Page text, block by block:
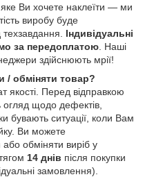
Ви хочете наклеїти — ми
виробу буде
Індивідуальні
за передоплатою . Наші
здійснюють мрії!
обміняти товар?
якості. Перед відправкою
щодо дефектів,
бувають ситуації, коли Вам
Ви можете
обміняти виріб у
14 днів після покупки
замовлення).